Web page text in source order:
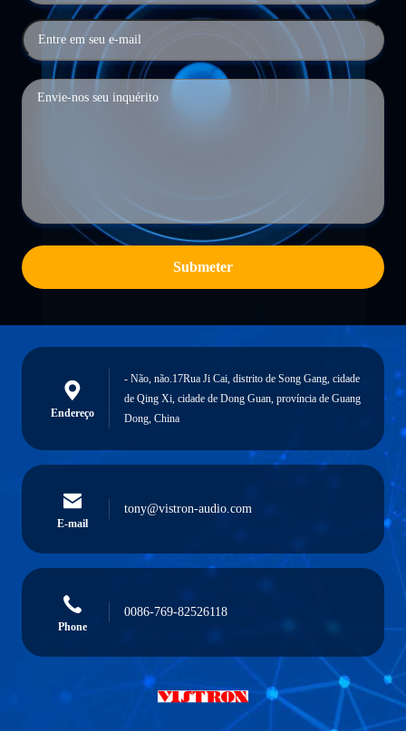
Submeter
Endereço
- Não, não.17Rua Ji Cai, distrito de Song Gang, cidade
de Qing Xi, cidade de Dong Guan, província de Guang
Dong, China
E-mail
tony@vistron-audio.com
Phone
0086-769-82526118